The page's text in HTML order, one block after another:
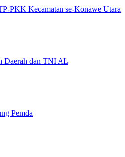
PKK Kecamatan se-Konawe Utara
Daerah dan TNI AL
Pemda